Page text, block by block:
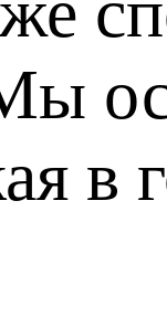
в